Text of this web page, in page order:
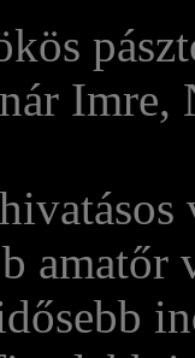
Imre,
amatőr